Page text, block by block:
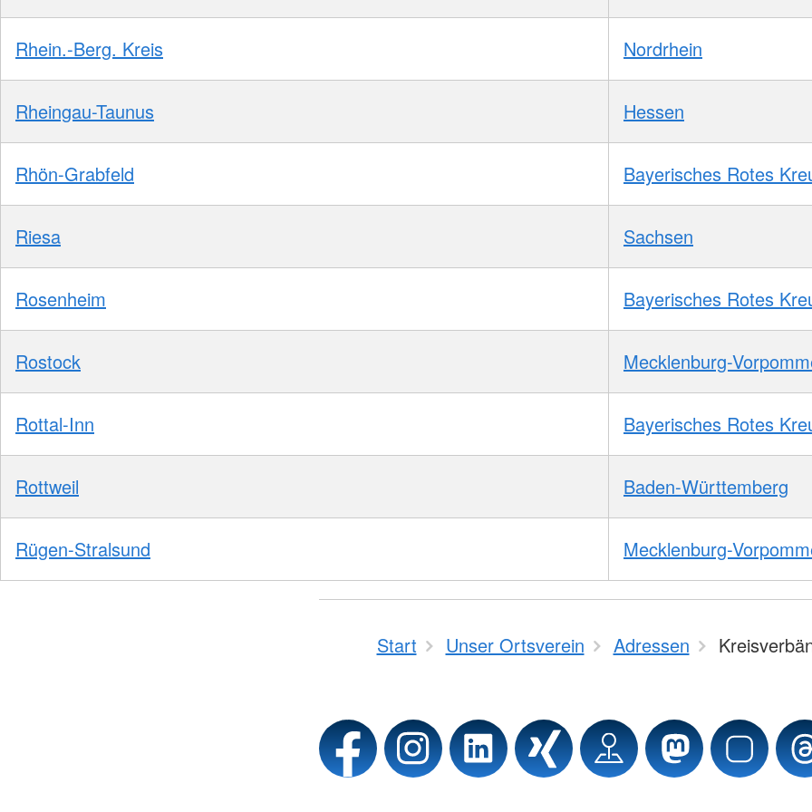
Rhein.-Berg. Kreis Nordrhein
Rheingau-Taunus Hessen
Rhön-Grabfeld Bayerisches Rotes
Riesa Sachsen
Rosenheim Bayerisches Rotes
Rostock Mecklenburg-
Rottal-Inn Bayerisches Rotes
Rottweil Baden-Württemberg
Rügen-Stralsund Mecklenburg-
Start Unser Ortsverein Adressen